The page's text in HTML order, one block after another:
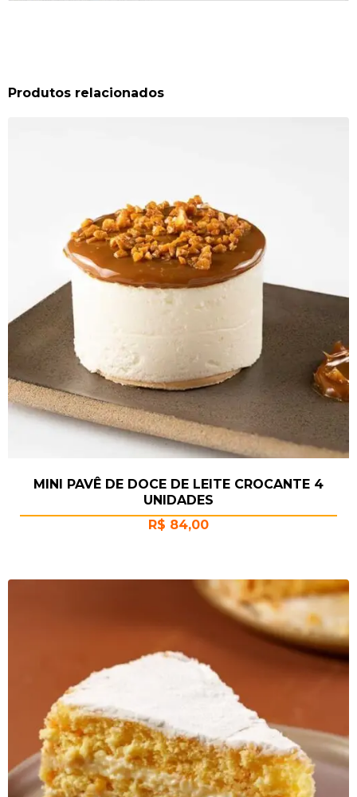
Produtos relacionados
MINI PAVÊ DE DOCE DE LEITE CROCANTE 4
UNIDADES
R$ 84,00